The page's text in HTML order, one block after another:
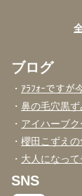
ブログ
・ ｱﾗﾌｫｰですが
・ 鼻の毛穴黒ず
・ アイハーブ
・ 櫻田こずえの
・ 大人になっ
SNS